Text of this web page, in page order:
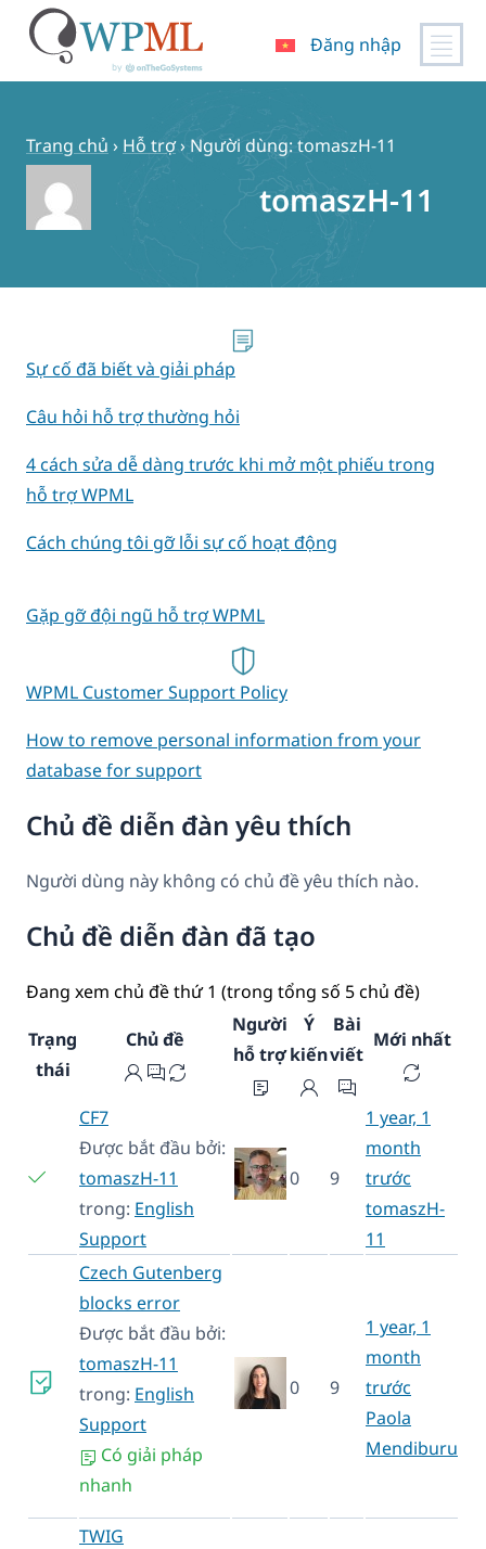
dung
Đăng nhập
Trang chủ › Hỗ trợ› Người dùng: tomaszH-11
tomaszH-11
Chủ đề diễn đàn yêu thích
Người dùng này không có chủ đề yêu thích nào.
Chủ đề diễn đàn đã tạo
Đang xem chủ đề thứ 1 (trong tổng số 5 chủ đề)
Trạng
thái
Chủ đề
Người
hỗ trợ
Ý
kiến
Bài
viết
Mới nhất
CF7
Được bắt đầu bởi:
tomaszH-11
trong: English
Support
0 9
1 year, 1
month
trước
tomaszH-
11
Czech Gutenberg
blocks error
Được bắt đầu bởi:
tomaszH-11
trong: English
Support
Có giải pháp
nhanh
0 9
1 year, 1
month
trước
Paola
Mendiburu
TWIG
Sự cố đã biết và giải pháp
Câu hỏi hỗ trợ thường hỏi
4 cách sửa dễ dàng trước khi mở một phiếu trong
hỗ trợ WPML
Cách chúng tôi gỡ lỗi sự cố hoạt động
Gặp gỡ đội ngũ hỗ trợ WPML
WPML Customer Support Policy
How to remove personal information from your
database for support